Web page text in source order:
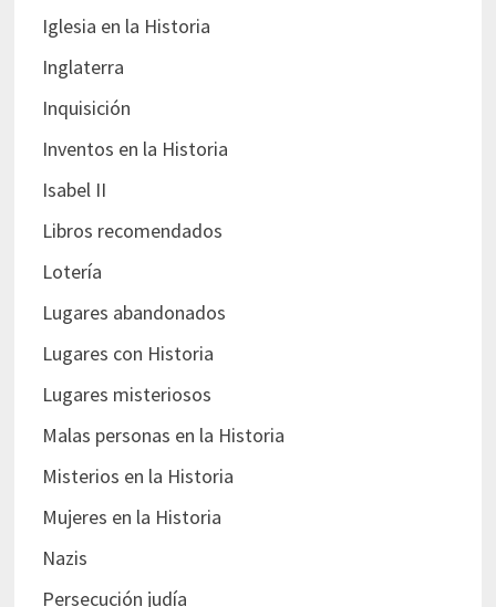
Iglesia en la Historia
Inglaterra
Inquisición
Inventos en la Historia
Isabel II
Libros recomendados
Lotería
Lugares abandonados
Lugares con Historia
Lugares misteriosos
Malas personas en la Historia
Misterios en la Historia
Mujeres en la Historia
Nazis
Persecución judía